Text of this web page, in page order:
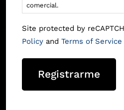
comercial.
Site protected by
Policy and Terms of Service